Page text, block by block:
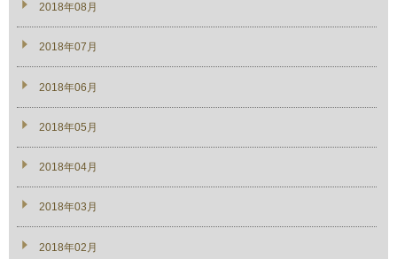
2018年08月
2018年07月
2018年06月
2018年05月
2018年04月
2018年03月
2018年02月